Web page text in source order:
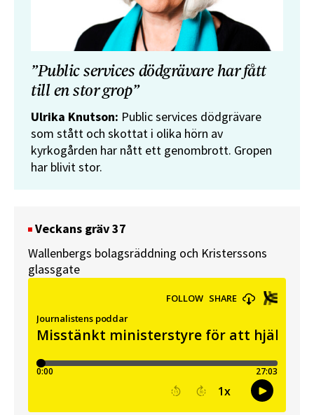
”Public services dödgrävare har fått
till en stor grop”
Ulrika Knutson: Public services dödgrävare
som stått och skottat i olika hörn av
kyrkogården har nått ett genombrott. Gropen
har blivit stor.
Veckans gräv 37
Wallenbergs bolagsräddning och Kristerssons
glassgate